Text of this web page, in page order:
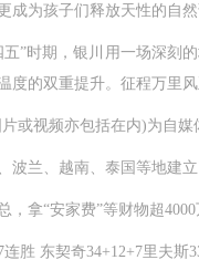
成为孩子们释放天性的自然
时期，银川用一场深刻的
度的双重提升。征程万里
视频亦包括在内)为自媒
兰、越南、泰国等地建立
拿“安家费”等财物超4000
东契奇34+12+7里夫斯